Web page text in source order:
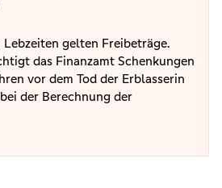
Lebzeiten gelten Freibeträge.
das Finanzamt Schenkungen
vor dem Tod der Erblasserin
der Berechnung der